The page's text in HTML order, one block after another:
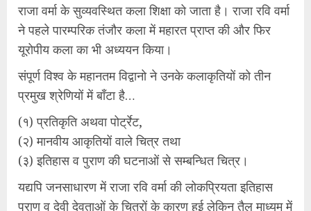
राजा वर्मा के सुव्यवस्थित कला शिक्षा को जाता है। राजा रवि वर्मा
ने पहले पारम्परिक तंजौर कला में महारत प्राप्त की और फिर
यूरोपीय कला का भी अध्ययन किया।
संपूर्ण विश्व के महानतम विद्वानो ने उनके कलाकृतियों को तीन
प्रमुख श्रेणियों में बाँटा है…
(१) प्रतिकृति अथवा पोर्ट्रेट,
(२) मानवीय आकृतियों वाले चित्र तथा
(३) इतिहास व पुराण की घटनाओं से सम्बन्धित चित्र।
यद्यपि जनसाधारण में राजा रवि वर्मा की लोकप्रियता इतिहास
पुराण व देवी देवताओं के चित्रों के कारण हुई लेकिन तैल माध्यम में